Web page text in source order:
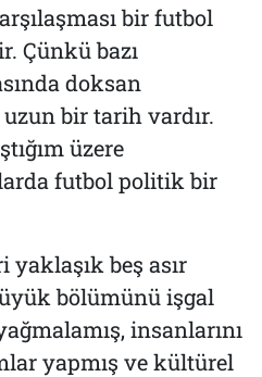
bir futbol
Çünkü bazı
doksan
bir tarih vardır.
üzere
futbol politik bir
yaklaşık beş asır
bölümünü işgal
insanlarını
yapmış ve kültürel